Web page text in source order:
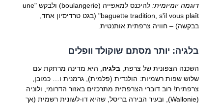
דוגמה יומיומית:
להיכנס למאפייה (boulangerie) ולבקש "une
baguette tradition, s'il vous plaît" (בגט טרדיסיון אחד,
בבקשה) – חוויה צרפתית אותנטית.
בלגיה: יותר מסתם שוקולד וופלים
השכנה הצפונית של צרפת, בלגיה , היא מדינה מרתקת עם
שלוש שפות רשמיות: הולנדית (פלמית), גרמנית ו… כמובן,
צרפתית! רוב דוברי הצרפתית מתרכזים באזור הדרומי, ולוניה
(Wallonie), ובעיר הבירה בריסל, שהיא דו-לשונית רשמית (אך